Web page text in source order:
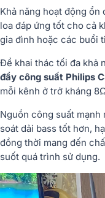
Khả năng hoạt động
loa đáp ứng tốt cho cả
gia đình hoặc các buổi
Để khai thác tối đa khả
đẩy công suất Philips
mỗi kênh ở trở kháng
Nguồn công suất
soát dải bass tốt hơn,
đồng thời mang đến
suốt quá trình sử dụng.